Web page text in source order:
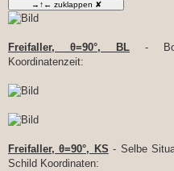
t
r
g
Freifaller, θ=90°, BL -
Koordinatenzeit:
Freifaller, θ=90°, KS - Selbe
Schild Koordinaten: